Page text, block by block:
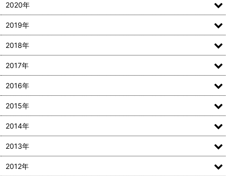
2020年
2019年
2018年
2017年
2016年
2015年
2014年
2013年
2012年